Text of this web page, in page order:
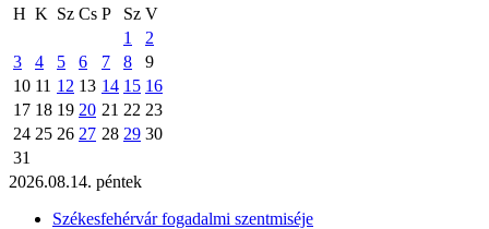
H K Sz Cs P Sz V
1
2
3
4 5 6 7 8
9
10 11 12 13 14 15 16
17 18 19 20 21 22 23
24 25 26 27 28 29 30
31
2026.08.14. péntek
Székesfehérvár fogadalmi szentmiséje